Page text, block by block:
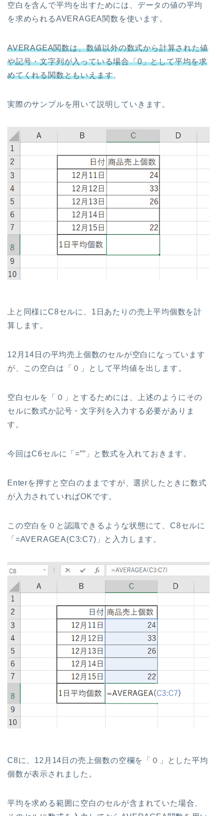
空白を含んで平均を出すためには、データの値の平均
を求められるAVERAGEA関数を使います。
AVERAGEA関数は、数値以外の数式から計算された値
や記号・文字列が入っている場合「0」として平均を求
めてくれる関数ともいえます。
実際のサンプルを用いて説明していきます。
上と同様にC8セルに、1日あたりの売上平均個数を計
算します。
12月14日の平均売上個数のセルが空白になっています
が、この空白は「０」として平均値を出します。
空白セルを「０」とするためには、上述のようにその
セルに数式か記号・文字列を入力する必要がありま
す。
今回はC6セルに「=””」と数式を入れておきます。
Enterを押すと空白のままですが、選択したときに数式
が入力されていればOKです。
この空白を０と認識できるような状態にて、C8セルに
「=AVERAGEA(C3:C7)」と入力します。
C8に、12月14日の売上個数の空欄を「０」とした平均
個数が表示されました。
平均を求める範囲に空白のセルが含まれていた場合、